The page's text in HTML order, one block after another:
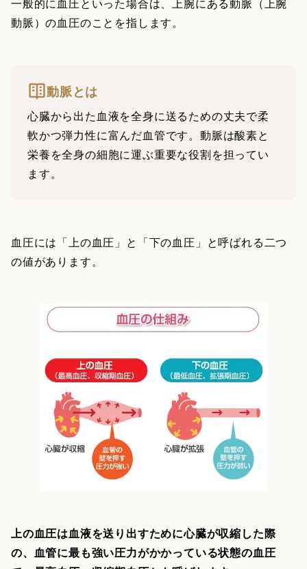
動脈）の血圧のことを指します。
動脈とは
心臓から出た血液を全身に送るための丈夫で柔
軟かつ弾力性に富んだ血管です。動脈は酸素と
栄養を全身の細胞に運ぶ重要な役割を担ってい
ます。
血圧には「上の血圧」と「下の血圧」と呼ばれる二つ
の値があります。
上の血圧は血液を送り出すために心臓が収縮した際
の、血管に最も強い圧力がかかっている状態の血圧